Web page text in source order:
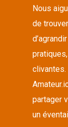
Nous
de
clivantes.
partager
un